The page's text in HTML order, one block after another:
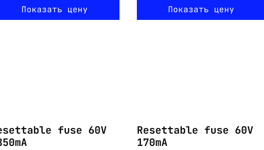
Показать цену Показать цену
fuse 60V
Resettable fuse 60V
170mA